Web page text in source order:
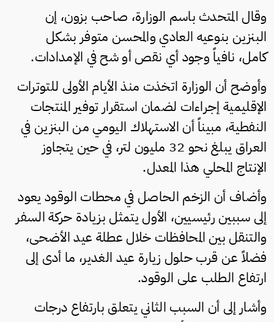
وقال المتحدث باسم الوزارة، صاحب بزون، إن
البنزين بنوعيه العادي والمحسن متوفر بشكل
كامل، نافياً وجود أي نقص أو شح في الإمدادات.
وأوضح أن الوزارة اتخذت منذ الأيام الأولى للتوترات
الإقليمية إجراءات لضمان استقرار توفير المنتجات
النفطية، مبيناً أن الاستهلاك اليومي من البنزين في
العراق يبلغ نحو 32 مليون لتر، في حين يتجاوز
الإنتاج المحلي هذا المعدل.
وأضاف أن الزخم الحاصل في محطات الوقود يعود
إلى سببين رئيسيين، الأول يتمثل بزيادة حركة السفر
والتنقل بين المحافظات خلال عطلة عيد الأضحى،
فضلاً عن قرب حلول زيارة عيد الغدير، ما أدى إلى
ارتفاع الطلب على الوقود.
وأشار إلى أن السبب الثاني يتعلق بارتفاع درجات